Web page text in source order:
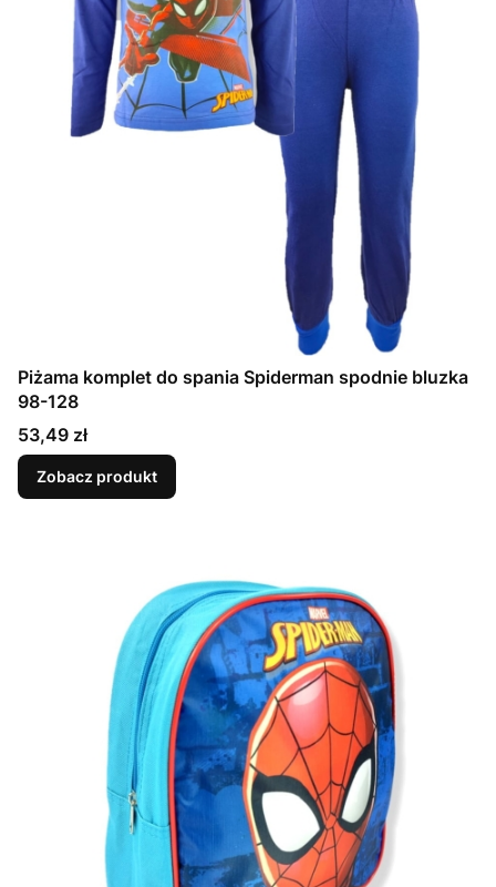
Piżama komplet do spania Spiderman spodnie bluzka
98-128
Cena
53,49 zł
Zobacz produkt